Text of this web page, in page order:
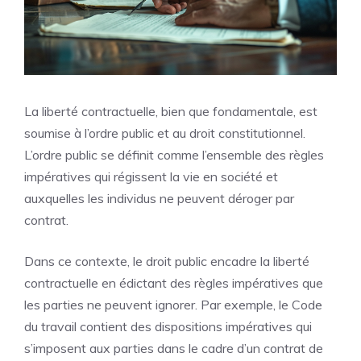
La liberté contractuelle, bien que fondamentale, est
soumise à l’ordre public et au droit constitutionnel.
L’ordre public se définit comme l’ensemble des règles
impératives qui régissent la vie en société et
auxquelles les individus ne peuvent déroger par
contrat.
Dans ce contexte, le droit public encadre la liberté
contractuelle en édictant des règles impératives que
les parties ne peuvent ignorer. Par exemple, le Code
du travail contient des dispositions impératives qui
s’imposent aux parties dans le cadre d’un contrat de